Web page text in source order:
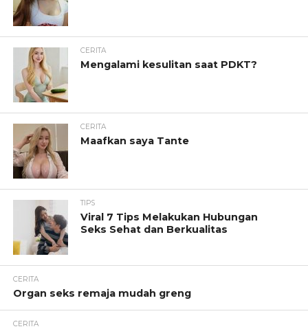
CERITA
Mengalami kesulitan saat PDKT?
CERITA
Maafkan saya Tante
TIPS
Viral 7 Tips Melakukan Hubungan
Seks Sehat dan Berkualitas
CERITA
Organ seks remaja mudah greng
CERITA